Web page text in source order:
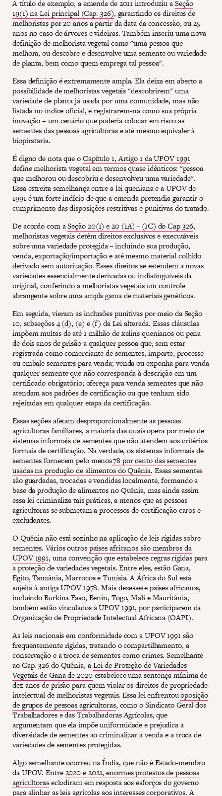
A título de exemplo, a emenda de 2011 introduziu aSeção
19(1) na Lei principal (Cap. 326), garantindo os direitos de
melhoristas por 20 anos a partir da data da concessão, ou 25
anos no caso de árvores e videiras. Também inseriu uma nova
definição de melhorista vegetal como "uma pessoa que
melhora, ou descobre e desenvolve uma semente ou variedade
de planta, bem como quem emprega tal pessoa".
Essa definição é extremamente ampla. Ela deixa em aberto a
possibilidade de melhoristas vegetais "descobrirem" uma
variedade de planta já usada por uma comunidade, mas não
listada no índice oficial, e registrarem-na como sua própria
inovação – um cenário que poderia colocar em risco as
sementes das pessoas agricultoras e até mesmo equivaler à
biopirataria.
É digno de nota que oCapítulo 1, Artigo 1 da UPOV 1991
define melhorista vegetal em termos quase idênticos: "pessoa
que melhorou ou descobriu e desenvolveu uma variedade".
Essa estreita semelhança entre a lei queniana e a UPOV de
1991 é um forte indício de que a emenda pretendia garantir o
cumprimento das disposições restritivas e punitivas do tratado.
De acordo com aSeção 20(1) e 20 (1A) – (1C) do Cap 326,
melhoristas vegetais detêm direitos exclusivos e executáveis
sobre uma variedade protegida – incluindo sua produção,
venda, exportação/importação e até mesmo material colhido
derivado sem autorização. Esses direitos se estendem a novas
variedades essencialmente derivadas ou indistinguíveis da
original, conferindo a melhoristas vegetais um controle
abrangente sobre uma ampla gama de materiais genéticos.
Em seguida, vieram as inclusões punitivas por meio da Seção
10, subseções 4 (d), (e) e (f) da Lei alterada. Essas cláusulas
impõem multas de até 1 milhão de xelins quenianos ou pena
de dois anos de prisão a qualquer pessoa que, sem estar
registrada como comerciante de sementes, importe, processe
ou embale sementes para venda; venda ou exponha para venda
qualquer semente que não corresponda à descrição em um
certificado obrigatório; ofereça para venda sementes que não
atendam aos padrões de certificação ou que tenham sido
rejeitadas em qualquer etapa da certificação.
Essas seções afetam desproporcionalmente as pessoas
agricultoras familiares, a maioria das quais opera por meio de
sistemas informais de sementes que não atendem aos critérios
formais de certificação. Na verdade, os sistemas informais de
sementes fornecem pelo menos78 por cento das sementes
usadas na produção de alimentos do Quênia. Essas sementes
são guardadas, trocadas e vendidas localmente, formando a
base da produção de alimentos no Quênia, mas ainda assim
essa lei criminaliza tais práticas, a menos que as pessoas
agricultoras se submetam a processos de certificação caros e
excludentes.
O Quênia não está sozinho na aplicação de leis rígidas sobre
sementes. Vários outrospaíses africanos são membros da
UPOV 1991, uma convenção que estabelece regras rígidas para
a proteção de variedades vegetais. Entre eles, estão Gana,
Egito, Tanzânia, Marrocos e Tunísia. A África do Sul está
sujeita à antiga UPOV 1978.Mais dezessete países africanos,
incluindo Burkina Faso, Benin, Togo, Mali e Mauritânia,
também estão vinculados à UPOV 1991, por participarem da
Organização de Propriedade Intelectual Africana (OAPI).
As leis nacionais em conformidade com a UPOV 1991 são
frequentemente rígidas, tratando o compartilhamento, a
conservação e a troca de sementes como crimes. Semelhante
ao Cap. 326 do Quênia, aLei de Proteção de Variedades
Vegetais de Gana de 2020estabelece uma sentença mínima de
dez anos de prisão para quem violar os direitos de propriedade
intelectual de melhoristas vegetais. Essa lei enfrentouoposição
de grupos de pessoas agricultoras, como o Sindicato Geral dos
Trabalhadores e das Trabalhadoras Agrícolas, que
argumentam que ela impõe uniformidade e prejudica a
diversidade de sementes ao criminalizar a venda e a troca de
variedades de sementes protegidas.
Algo semelhante ocorreu na Índia, que não é Estado-membro
da UPOV. Entre2020 e 2021, enormes protestos de pessoas
agricultoraseclodiram em resposta aos esforços do governo
para alinhar as leis agrícolas aos interesses corporativos. A